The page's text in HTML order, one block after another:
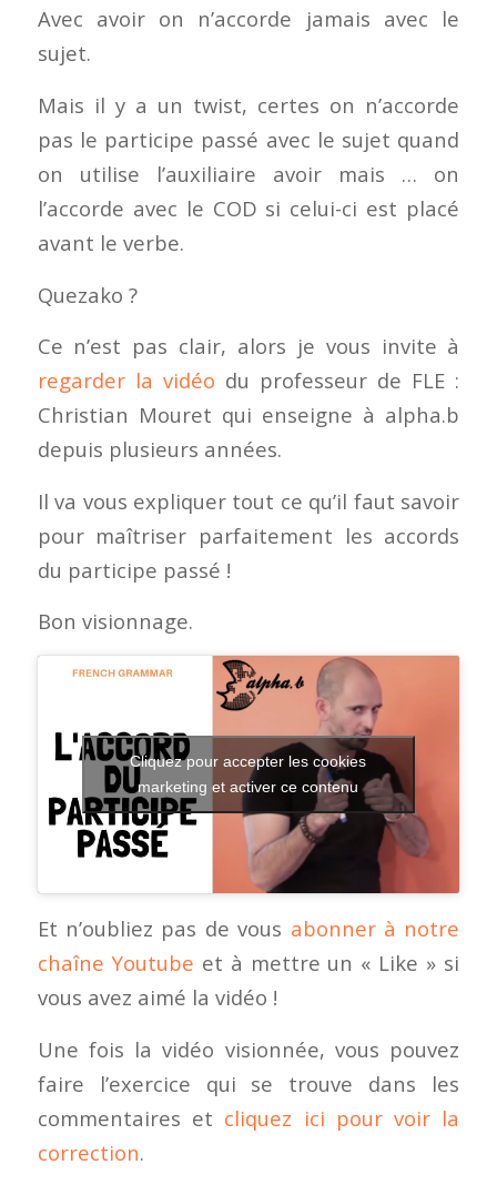
Avec avoir on n’accorde jamais avec le
sujet.
Mais il y a un twist, certes on n’accorde
pas le participe passé avec le sujet quand
on utilise l’auxiliaire avoir mais … on
l’accorde avec le COD si celui-ci est placé
avant le verbe.
Quezako ?
Ce n’est pas clair, alors je vous invite à
regarder la vidéo du professeur de FLE :
Christian Mouret qui enseigne à alpha.b
depuis plusieurs années.
Il va vous expliquer tout ce qu’il faut savoir
pour maîtriser parfaitement les accords
du participe passé !
Bon visionnage.
Cliquez pour accepter les cookies
marketing et activer ce contenu
Et n’oubliez pas de vous abonner à notre
chaîne Youtube et à mettre un « Like » si
vous avez aimé la vidéo !
Une fois la vidéo visionnée, vous pouvez
faire l’exercice qui se trouve dans les
commentaires et cliquez ici pour voir la
correction.